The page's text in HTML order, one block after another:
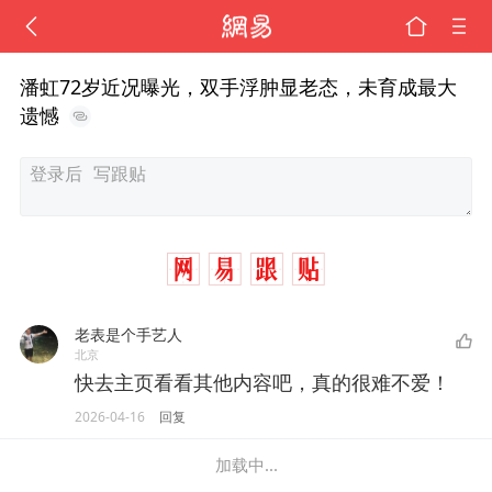
潘虹72岁近况曝光，双手浮肿显老态，未育成最大
遗憾
老表是个手艺人
北京
快去主页看看其他内容吧，真的很难不爱！
2026-04-16 回复
加载中...